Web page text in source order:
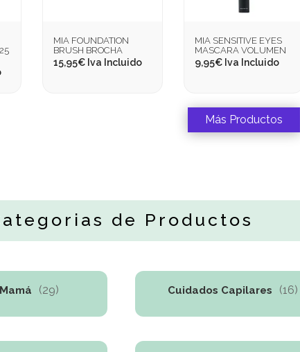
MIA FOUNDATION
BRUSH BROCHA
15,95€ Iva Incluido
MIA SENSITIVE EYES
MASCARA VOLUMEN
9,95€ Iva Incluido
Más Productos
de Productos
(29) Cuidados Capilares (16)